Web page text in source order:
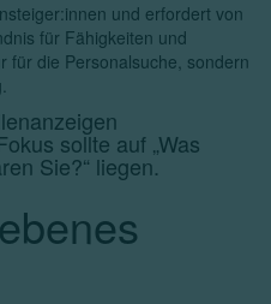
und erfordert von
für Fähigkeiten und
für die Personalsuche, sondern
sollte auf „Was
Sie?“ liegen.